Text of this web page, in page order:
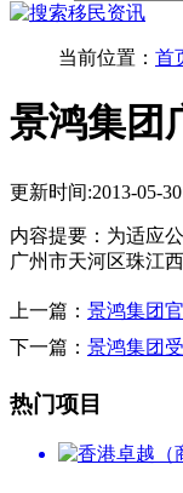
当前位置： 首
景鸿集团
更新时间:2013-
内容提要：为适应
广州市天河区珠江
上一篇： 景鸿集团
下一篇： 景鸿集团
热门项目